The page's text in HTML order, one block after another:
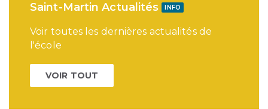
Saint-Martin Actualités INFO
Voir toutes les dernières actualités de
l'école
VOIR TOUT